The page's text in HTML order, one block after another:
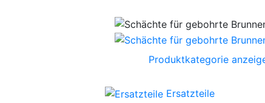
Produktkategorie
Ersatzteile